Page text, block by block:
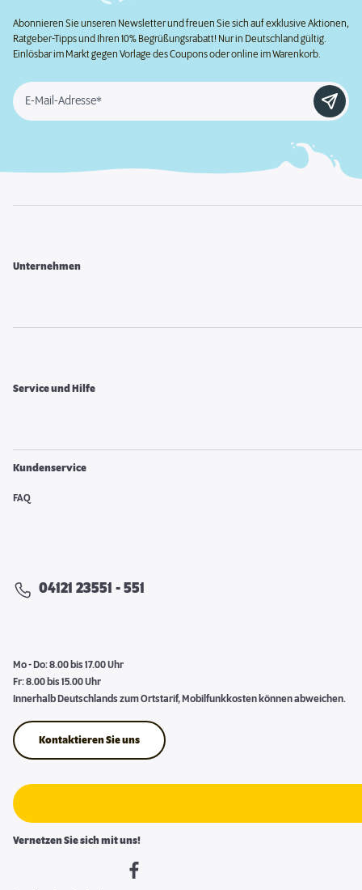
Abonnieren Sie unseren Newsletter und freuen Sie sich auf exklusive Aktionen,
Ratgeber-Tipps und Ihren 10% Begrüßungsrabatt! Nur in Deutschland gültig.
Einlösbar im Markt gegen Vorlage des Coupons oder online im Warenkorb.
E-Mail-Adresse*
Unternehmen
Service und Hilfe
Kundenservice
FAQ
04121 23551 - 551
Mo - Do: 8.00 bis 17.00 Uhr
Fr: 8.00 bis 15.00 Uhr
Innerhalb Deutschlands zum Ortstarif, Mobilfunkkosten können abweichen.
Kontaktieren Sie uns
Vernetzen Sie sich mit uns!